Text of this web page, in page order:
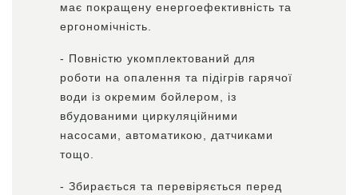
має покращену енергоефективність та
ергономічність.
- Повністю укомплектований для
роботи на опалення та підігрів гарячої
води із окремим бойлером, із
вбудованими циркуляційними
насосами, автоматикою, датчиками
тощо.
- Збирається та перевіряється перед